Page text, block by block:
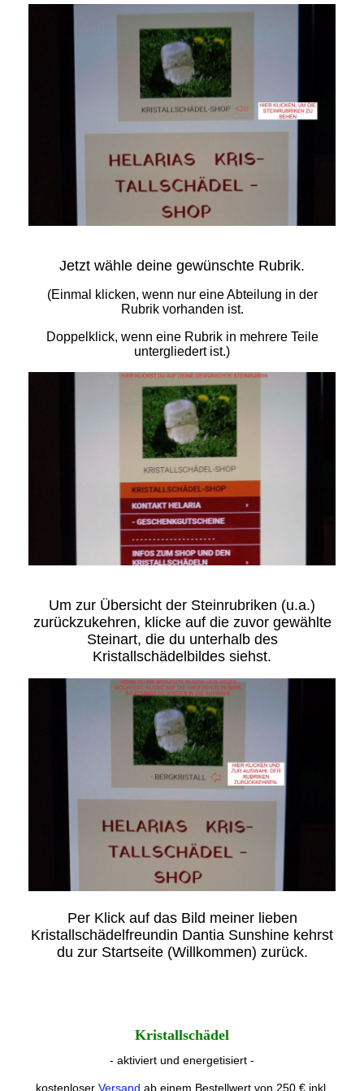
Jetzt wähle deine gewünschte Rubrik.
(Einmal klicken, wenn nur eine Abteilung in der
Rubrik vorhanden ist.
Doppelklick, wenn eine Rubrik in mehrere Teile
untergliedert ist.)
Um zur Übersicht der Steinrubriken (u.a.)
zurückzukehren, klicke auf die zuvor gewählte
Steinart, die du unterhalb des
Kristallschädelbildes siehst.
Per Klick auf das Bild meiner lieben
Kristallschädelfreundin Dantia Sunshine kehrst
du zur Startseite (Willkommen) zurück.
Kristallschädel
- aktiviert und energetisiert -
kostenloser Versand ab einem Bestellwert von 250 € inkl.